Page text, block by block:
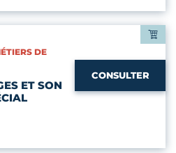
DE
ET SON
CONSULTER